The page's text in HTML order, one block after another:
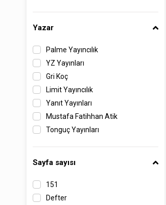
Yazar
Palme Yayıncılık
YZ Yayınları
Gri Koç
Limit Yayıncılık
Yanıt Yayınları
Mustafa Fatihhan Atik
Tonguç Yayınları
Sayfa sayısı
151
Defter